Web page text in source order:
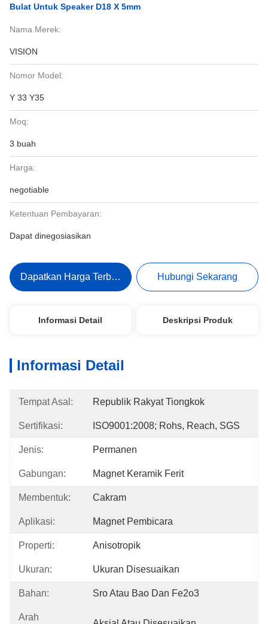
Bulat Untuk Speaker D18 X 5mm
Nama Merek:
VISION
Nomor Model:
Y 33 Y35
Moq:
3 buah
Harga:
negotiable
Ketentuan Pembayaran:
Dapat dinegosiasikan
Dapatkan Harga Terbaik Hubungi Sekarang
Informasi Detail Deskripsi Produk
Informasi Detail
Tempat Asal: Republik Rakyat Tiongkok
Sertifikasi: ISO9001:2008; Rohs, Reach, SGS
Jenis: Permanen
Gabungan: Magnet Keramik Ferit
Membentuk: Cakram
Aplikasi: Magnet Pembicara
Properti: Anisotropik
Ukuran: Ukuran Disesuaikan
Bahan: Sro Atau Bao Dan Fe2o3
Arah